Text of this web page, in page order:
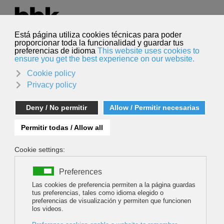
Hautatu hizkuntza
Euskara
Bilatu
BYĆ KOBIETĄ W HIMALAJACH (TO BE A